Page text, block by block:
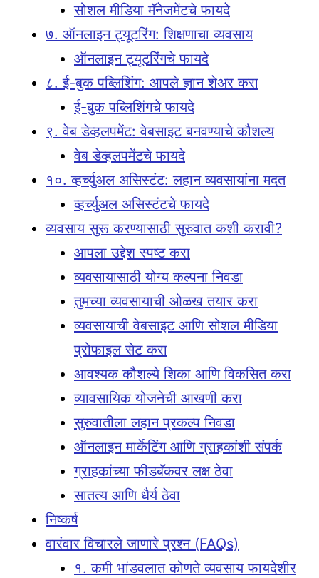
सोशल मीडिया मॅनेजमेंटचे फायदे
७. ऑनलाइन ट्यूटरिंग: शिक्षणाचा व्यवसाय
ऑनलाइन ट्यूटरिंगचे फायदे
८. ई-बुक पब्लिशिंग: आपले ज्ञान शेअर करा
ई-बुक पब्लिशिंगचे फायदे
९. वेब डेव्हलपमेंट: वेबसाइट बनवण्याचे कौशल्य
वेब डेव्हलपमेंटचे फायदे
१०. व्हर्च्युअल असिस्टंट: लहान व्यवसायांना मदत
व्हर्च्युअल असिस्टंटचे फायदे
व्यवसाय सुरू करण्यासाठी सुरुवात कशी करावी?
आपला उद्देश स्पष्ट करा
व्यवसायासाठी योग्य कल्पना निवडा
तुमच्या व्यवसायाची ओळख तयार करा
व्यवसायाची वेबसाइट आणि सोशल मीडिया
प्रोफाइल सेट करा
आवश्यक कौशल्ये शिका आणि विकसित करा
व्यावसायिक योजनेची आखणी करा
सुरुवातीला लहान प्रकल्प निवडा
ऑनलाइन मार्केटिंग आणि ग्राहकांशी संपर्क
ग्राहकांच्या फीडबॅकवर लक्ष ठेवा
सातत्य आणि धैर्य ठेवा
निष्कर्ष
वारंवार विचारले जाणारे प्रश्न (FAQs)
१. कमी भांडवलात कोणते व्यवसाय फायदेशीर